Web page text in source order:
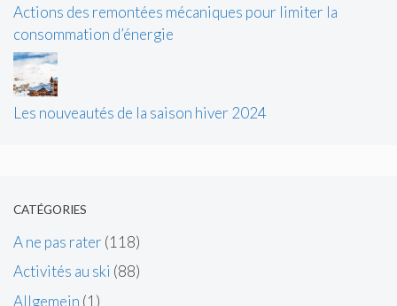
Actions des remontées mécaniques pour limiter la
consommation d’énergie
Les nouveautés de la saison hiver 2024
CATÉGORIES
A ne pas rater (118)
Activités au ski (88)
Allgemein (1)